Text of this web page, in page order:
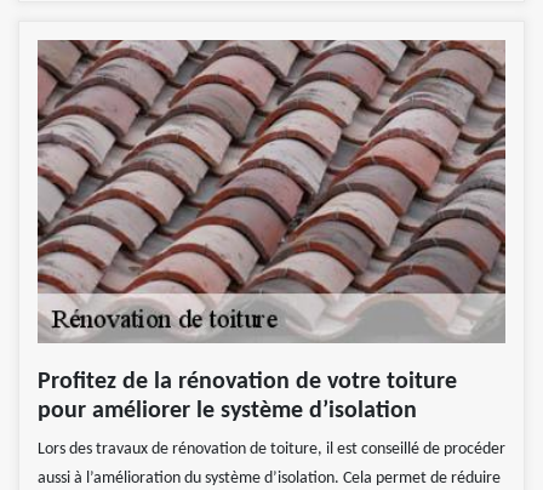
Profitez de la rénovation de votre toiture
pour améliorer le système d’isolation
Lors des travaux de rénovation de toiture, il est conseillé de procéder
aussi à l’amélioration du système d’isolation. Cela permet de réduire